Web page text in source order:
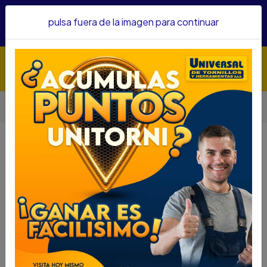
confianza&nbsp;Recibe un KIT PARRILLERO por compras
Inicio
HERRAMIENTA BRONCE
MACETA SILDECO BRONCE M/MADERA 2 LBS
MACETA SILDECO BRONCE
M/MADERA 2 LBS
MACETA SILDECO BRONCE M/MADERA 2 LBS
SKU...66650372
DESCRIPCIÓN...
pulsa fuera de la imagen para continuar